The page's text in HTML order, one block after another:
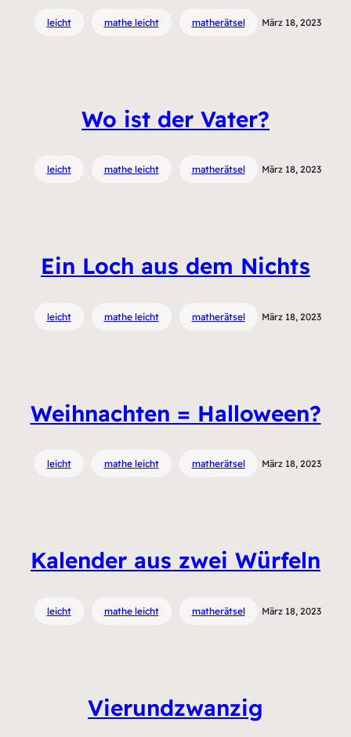
leicht mathe leicht matherätsel März 18, 2023
Wo ist der Vater?
leicht mathe leicht matherätsel März 18, 2023
Ein Loch aus dem Nichts
leicht mathe leicht matherätsel März 18, 2023
Weihnachten = Halloween?
leicht mathe leicht matherätsel März 18, 2023
Kalender aus zwei Würfeln
leicht mathe leicht matherätsel März 18, 2023
Vierundzwanzig